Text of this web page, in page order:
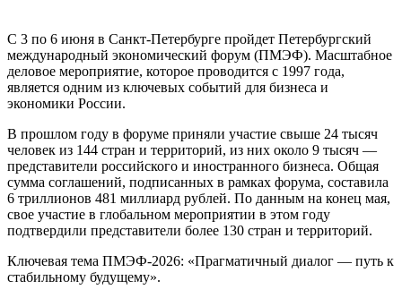
С 3 по 6 июня в Санкт-Петербурге пройдет Петербургский
международный экономический форум (ПМЭФ). Масштабное
деловое мероприятие, которое проводится с 1997 года,
является одним из ключевых событий для бизнеса и
экономики России.
В прошлом году в форуме приняли участие свыше 24 тысяч
человек из 144 стран и территорий, из них около 9 тысяч —
представители российского и иностранного бизнеса. Общая
сумма соглашений, подписанных в рамках форума, составила
6 триллионов 481 миллиард рублей. По данным на конец мая,
свое участие в глобальном мероприятии в этом году
подтвердили представители более 130 стран и территорий.
Ключевая тема ПМЭФ-2026: «Прагматичный диалог — путь к
стабильному будущему».